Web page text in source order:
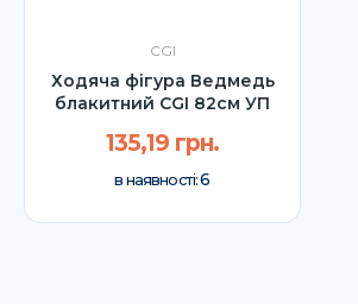
CGI
Ходяча фігура Ведмедь
блакитний CGI 82см УП
135,19 грн.
в наявності:6